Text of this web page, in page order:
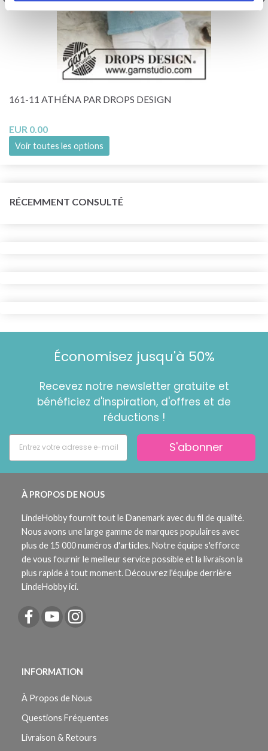
161-11 ATHÉNA PAR DROPS DESIGN
EUR 0.00
Voir toutes les options
RÉCEMMENT CONSULTÉ
Économisez jusqu'à 50%
Recevez notre newsletter gratuite et
bénéficiez d'inspiration, d'offres et de
réductions !
S'abonner
À PROPOS DE NOUS
LindeHobby fournit tout le Danemark avec du fil de qualité.
Nous avons une large gamme de marques populaires avec
plus de 15 000 numéros d'articles. Notre équipe s'efforce
de vous fournir le meilleur service possible et la livraison la
plus rapide à tout moment. Découvrez l'équipe derrière
LindeHobby ici.
INFORMATION
À Propos de Nous
Questions Fréquentes
Livraison & Retours